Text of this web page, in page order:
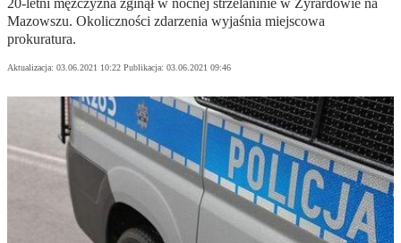
20-letni mężczyzna zginął w nocnej strzelaninie w Żyrardowie na
Mazowszu. Okoliczności zdarzenia wyjaśnia miejscowa
prokuratura.
Aktualizacja: 03.06.2021 10:22 Publikacja: 03.06.2021 09:46